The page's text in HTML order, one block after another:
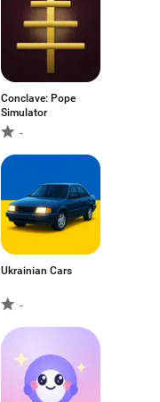
Conclave: Pope
Simulator
-
Ukrainian Cars
-